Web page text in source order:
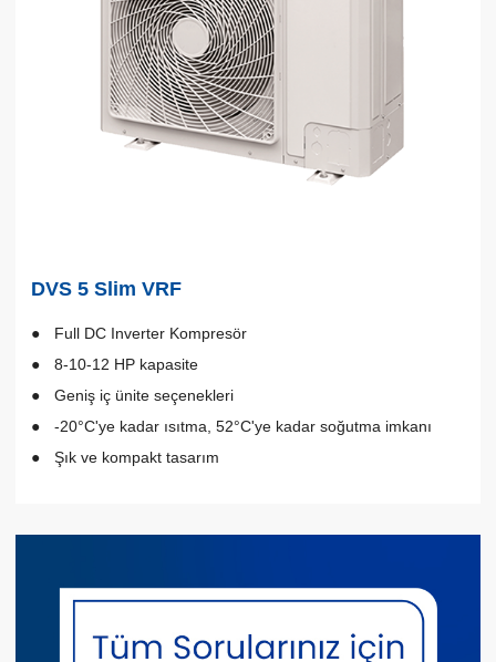
DVS 5 Slim VRF
Full DC Inverter Kompresör
8-10-12 HP kapasite
Geniş iç ünite seçenekleri
-20°C'ye kadar ısıtma, 52°C'ye kadar soğutma imkanı
Şık ve kompakt tasarım